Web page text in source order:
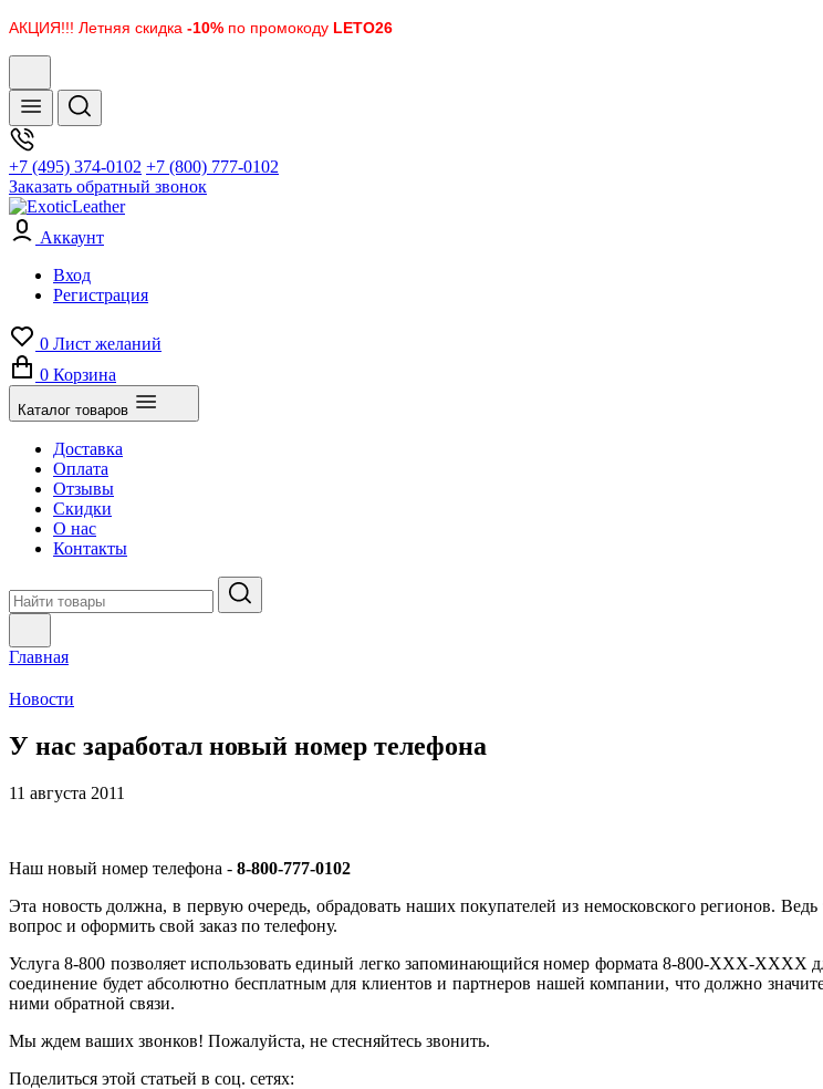
АКЦИЯ!!! Летняя скидка -10% по промокоду LETO26
+7 (495) 374-0102 +7 (800) 777-0102
Заказать обратный звонок
Аккаунт
Вход
Регистрация
0 Лист желаний
0 Корзина
Каталог товаров
Доставка
Оплата
Отзывы
Скидки
О нас
Контакты
Главная
Новости
У нас заработал новый номер телефона
11 августа 2011
Наш новый номер телефона - 8-800-777-0102
Эта новость должна, в первую очередь, обрадовать наших покупателей из немосковского регионов.
вопрос и оформить свой заказ по телефону.
Услуга 8-800 позволяет использовать единый легко запоминающийся номер формата 8-800-ХХХ-ХХХХ
соединение будет абсолютно бесплатным для клиентов и партнеров нашей компании, что должно
ними обратной связи.
Мы ждем ваших звонков! Пожалуйста, не стесняйтесь звонить.
Поделиться этой статьей в соц. сетях: